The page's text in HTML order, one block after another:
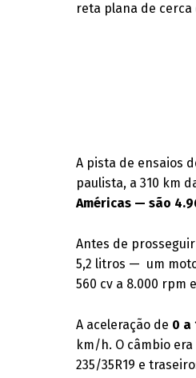
reta plana de cerca
A pista de ensaios
paulista, a 310 km
Américas — são
Antes de
5,2 litros — um
560 cv a 8.000 rpm
A aceleração de 0 a
km/h. O câmbio
235/35R19 e